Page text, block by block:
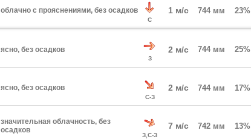
облачно с прояснениями, без осадков
С
1 м/с 744 мм 23%
ясно, без осадков
З
2 м/с 744 мм 25%
ясно, без осадков
С-З
2 м/с 744 мм 17%
значительная облачность, без
осадков
З,С-З
7 м/с 742 мм 13%